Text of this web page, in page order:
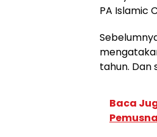
PA Islamic
tahun. Dan
Baca